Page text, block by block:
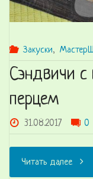
Закуски,
Сэндвичи
перцем
31.08.2017 0
Читать далее